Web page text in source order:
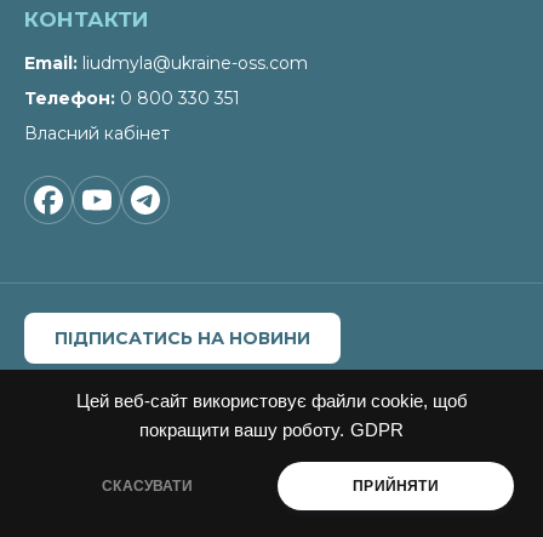
Цей веб-сайт використовує файли cookie, щоб
покращити вашу роботу. GDPR
СКАСУВАТИ ПРИЙНЯТИ
КОНТАКТИ
Email liudmyla@ukraine-oss.com
Телефон 0 800 330 351
Власний кабінет
ПІДПИСАТИСЬ НА НОВИНИ
Цитування, копіювання окремих частин текстів чи
зображень, передрук чи будь-яке інше поширення
інформації Офісу сталих рішень можливе за умови
Для інтернет-видань гіперпосилання є обов'язковим.
Матеріали в блоці «Новини» можуть публікуватись на